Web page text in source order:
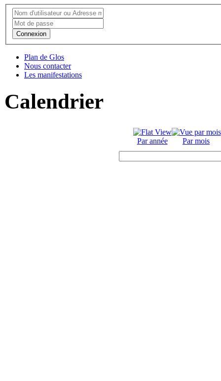
Connexion
Plan de Glos
Nous contacter
Les manifestations
Calendrier
Par année Par mois